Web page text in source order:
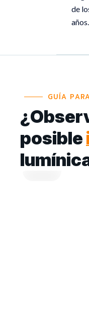
de
años.
GUÍA
posible